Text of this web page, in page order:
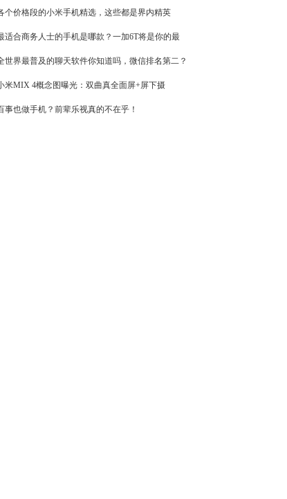
个价格段的小米手机精选，这些都是界内精英
适合商务人士的手机是哪款？一加6T将是你的最
世界最普及的聊天软件你知道吗，微信排名第二？
米MIX 4概念图曝光：双曲真全面屏+屏下摄
事也做手机？前辈乐视真的不在乎！